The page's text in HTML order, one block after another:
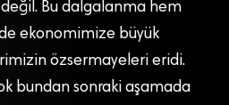
Bu dalgalanma hem
ekonomimize büyük
özsermayeleri eridi.
bundan sonraki aşamada